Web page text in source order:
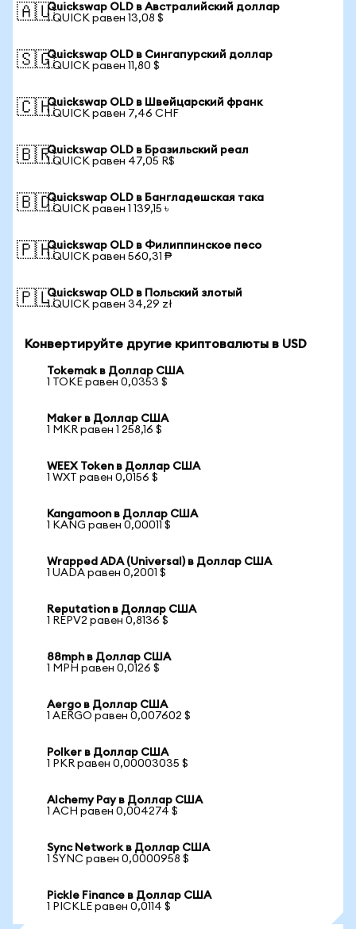
🇦🇺Quickswap OLD в Австралийский доллар
1 QUICK равен 13,08 $
🇸🇬Quickswap OLD в Сингапурский доллар
1 QUICK равен 11,80 $
🇨🇭Quickswap OLD в Швейцарский франк
1 QUICK равен 7,46 CHF
🇧🇷Quickswap OLD в Бразильский реал
1 QUICK равен 47,05 R$
🇧🇩Quickswap OLD в Бангладешская така
1 QUICK равен 1 139,15 ৳
🇵🇭Quickswap OLD в Филиппинское песо
1 QUICK равен 560,31 ₱
🇵🇱Quickswap OLD в Польский злотый
1 QUICK равен 34,29 zł
Конвертируйте другие криптовалюты в USD
Tokemak в Доллар США
1 TOKE равен 0,0353 $
Maker в Доллар США
1 MKR равен 1 258,16 $
WEEX Token в Доллар США
1 WXT равен 0,0156 $
Kangamoon в Доллар США
1 KANG равен 0,00011 $
Wrapped ADA (Universal) в Доллар США
1 UADA равен 0,2001 $
Reputation в Доллар США
1 REPV2 равен 0,8136 $
88mph в Доллар США
1 MPH равен 0,0126 $
Aergo в Доллар США
1 AERGO равен 0,007602 $
Polker в Доллар США
1 PKR равен 0,00003035 $
Alchemy Pay в Доллар США
1 ACH равен 0,004274 $
Sync Network в Доллар США
1 SYNC равен 0,0000958 $
Pickle Finance в Доллар США
1 PICKLE равен 0,0114 $